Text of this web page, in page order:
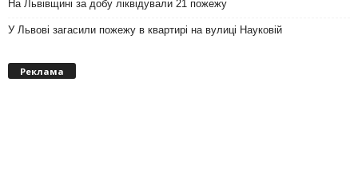
На Львівщині за добу ліквідували 21 пожежу
У Львові загасили пожежу в квартирі на вулиці Науковій
Реклама